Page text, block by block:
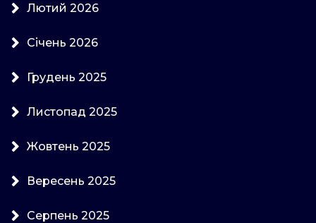
Лютий 2026
Січень 2026
Грудень 2025
Листопад 2025
Жовтень 2025
Вересень 2025
Серпень 2025